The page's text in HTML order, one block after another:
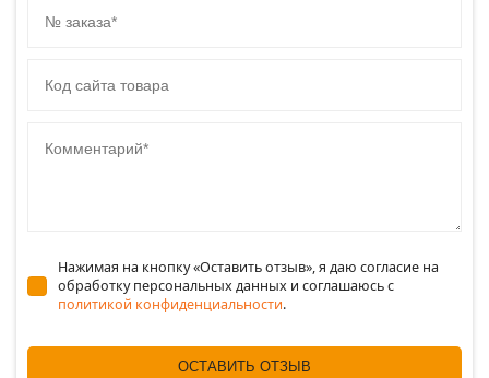
Нажимая на кнопку «Оставить отзыв», я даю согласие на
обработку персональных данных и соглашаюсь c
политикой конфиденциальности.
ОСТАВИТЬ ОТЗЫВ